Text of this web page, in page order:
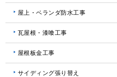
屋上・ベランダ防水工事
瓦屋根・漆喰工事
屋根板金工事
サイディング張り替え